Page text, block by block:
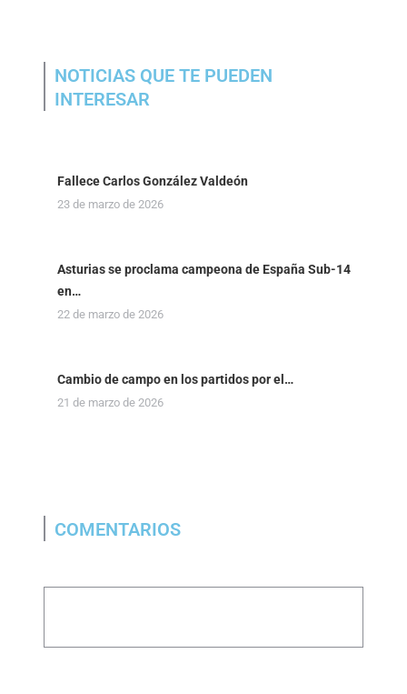
NOTICIAS QUE TE PUEDEN
INTERESAR
Fallece Carlos González Valdeón
23 de marzo de 2026
Asturias se proclama campeona de España Sub-14
en…
22 de marzo de 2026
Cambio de campo en los partidos por el…
21 de marzo de 2026
COMENTARIOS